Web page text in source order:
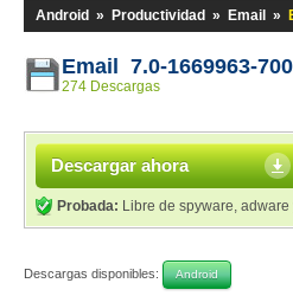
Android » Productividad » Email »
Email 7.0-1669963-
274 Descargas
Descargar ahora
Probada: Libre de spyware, adware
Descargas disponibles: Android